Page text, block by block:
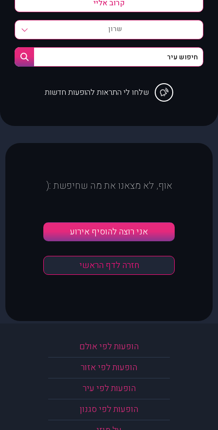
שרון
שלחו לי התראות להופעות חדשות
אוף, לא מצאנו את מה שחיפשת :(
אני רוצה להוסיף אירוע
חזרה לדף הראשי
הופעות לפי אולם
הופעות לפי אזור
הופעות לפי עיר
הופעות לפי סגנון